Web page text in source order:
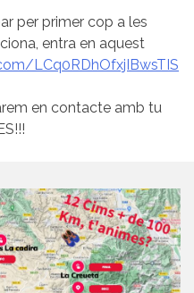
per primer cop a les
entra en aquest
LCq0RDhOfxjIBwsTIS
en contacte amb tu